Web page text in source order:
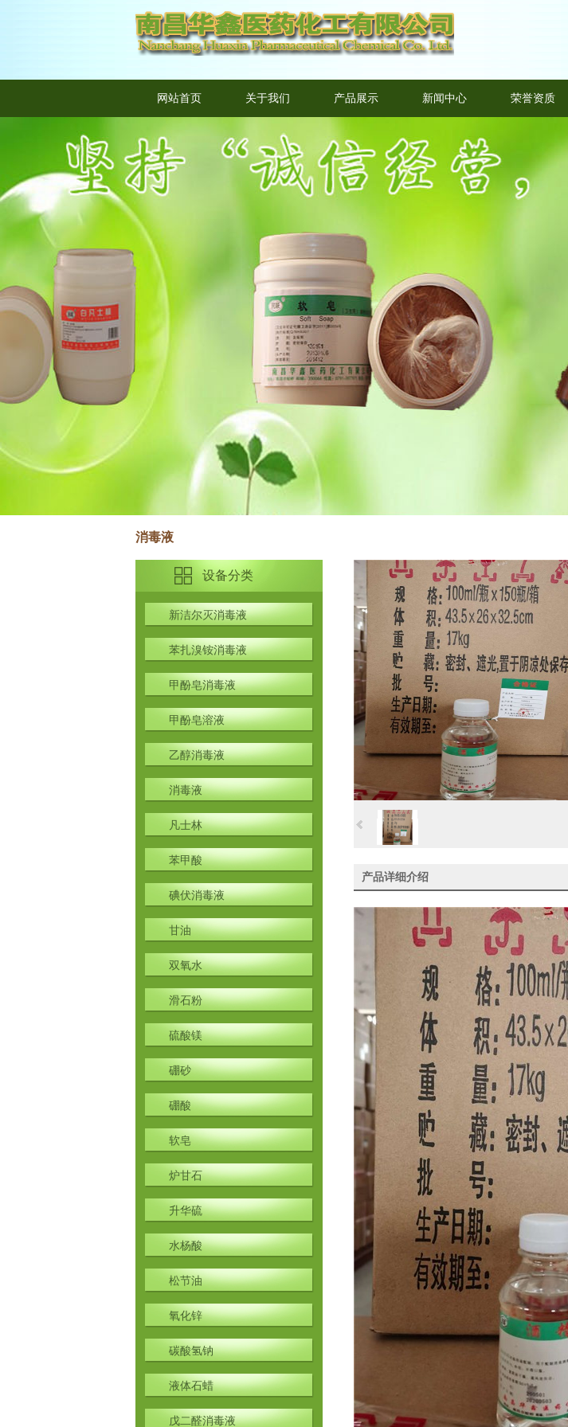
网站首页 关于我们 产品展示 新闻中心 荣誉资质
消毒液
产品详细介绍
设备分类
新洁尔灭消毒液
苯扎溴铵消毒液
甲酚皂消毒液
甲酚皂溶液
乙醇消毒液
消毒液
凡士林
苯甲酸
碘伏消毒液
甘油
双氧水
滑石粉
硫酸镁
硼砂
硼酸
软皂
炉甘石
升华硫
水杨酸
松节油
氧化锌
碳酸氢钠
液体石蜡
戊二醛消毒液